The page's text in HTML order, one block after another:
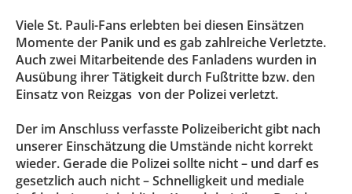
Viele St. Pauli-Fans erlebten bei diesen Einsätzen
Momente der Panik und es gab zahlreiche Verletzte.
Auch zwei Mitarbeitende des Fanladens wurden in
Ausübung ihrer Tätigkeit durch Fußtritte bzw. den
Einsatz von Reizgas von der Polizei verletzt.
Der im Anschluss verfasste Polizeibericht gibt nach
unserer Einschätzung die Umstände nicht korrekt
wieder. Gerade die Polizei sollte nicht – und darf es
gesetzlich auch nicht – Schnelligkeit und mediale